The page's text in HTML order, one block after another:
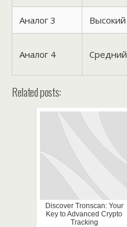
Аналог 3 Высокий
Аналог 4 Средний
Related posts:
Discover Tronscan: Your
Key to Advanced Crypto
Tracking